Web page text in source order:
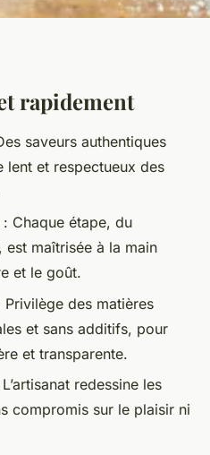
biscuiterie
saveur
rapidement
saveurs authentiques
lent et respectueux des
: Chaque étape, du
est maîtrisée à la main
et le goût.
Privilège des matières
et sans additifs, pour
et transparente.
redessine les
compromis sur le plaisir ni